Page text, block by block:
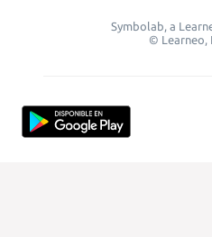
Symbolab, a
© Learneo,